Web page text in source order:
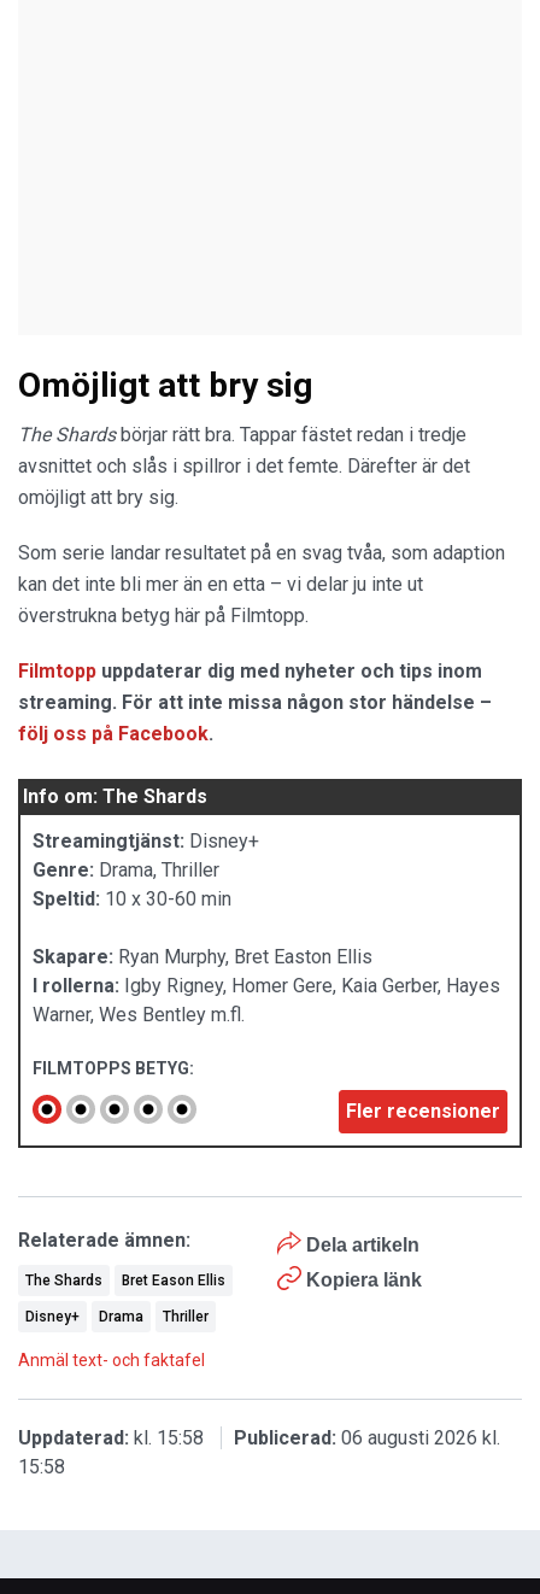
Omöjligt att bry sig
The Shards börjar rätt bra. Tappar fästet redan i tredje
avsnittet och slås i spillror i det femte. Därefter är det
omöjligt att bry sig.
Som serie landar resultatet på en svag tvåa, som adaption
kan det inte bli mer än en etta – vi delar ju inte ut
överstrukna betyg här på Filmtopp.
Filmtopp uppdaterar dig med nyheter och tips inom
streaming. För att inte missa någon stor händelse –
följ oss på Facebook.
Info om: The Shards
Streamingtjänst: Disney+
Genre: Drama, Thriller
Speltid: 10 x 30-60 min
Skapare: Ryan Murphy, Bret Easton Ellis
I rollerna: Igby Rigney, Homer Gere, Kaia Gerber, Hayes
Warner, Wes Bentley m.fl.
FILMTOPPS BETYG:
Fler recensioner
Dela artikeln
Kopiera länk
Relaterade ämnen:
The Shards Bret Eason Ellis
Disney+ Drama Thriller
Anmäl text- och faktafel
Uppdaterad: kl. 15:58 Publicerad: 06 augusti 2026 kl.
15:58